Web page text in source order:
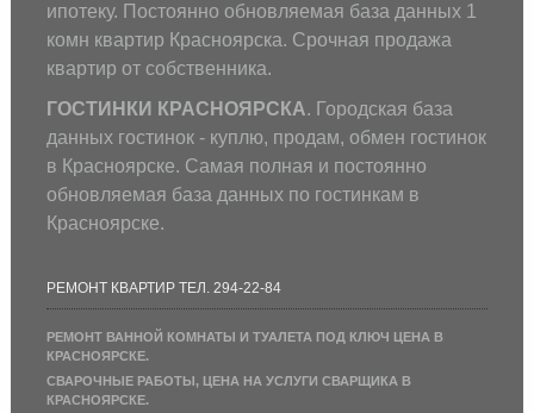
ипотеку. Постоянно обновляемая база данных 1
комн квартир Красноярска. Срочная продажа
квартир от собственника.
ГОСТИНКИ КРАСНОЯРСКА. Городская база
данных гостинок - куплю, продам, обмен гостинок
в Красноярске. Самая полная и постоянно
обновляемая база данных по гостинкам в
Красноярске.
РЕМОНТ КВАРТИР ТЕЛ. 294-22-84
РЕМОНТ ВАННОЙ КОМНАТЫ И ТУАЛЕТА ПОД КЛЮЧ ЦЕНА В
КРАСНОЯРСКЕ.
СВАРОЧНЫЕ РАБОТЫ, ЦЕНА НА УСЛУГИ СВАРЩИКА В
КРАСНОЯРСКЕ.